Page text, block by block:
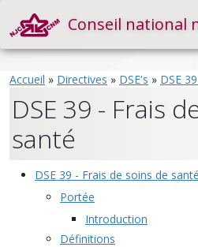
Conseil national
Accueil » Directives » DSE's » DSE
DSE 39 - Frais
santé
DSE 39 - Frais de soins de santé
Portée
Introduction
Définitions